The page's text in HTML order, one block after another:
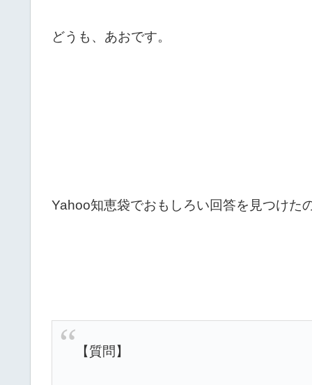
どうも、あおです。
Yahoo知恵袋でおもしろい回答を見つけた
【質問】